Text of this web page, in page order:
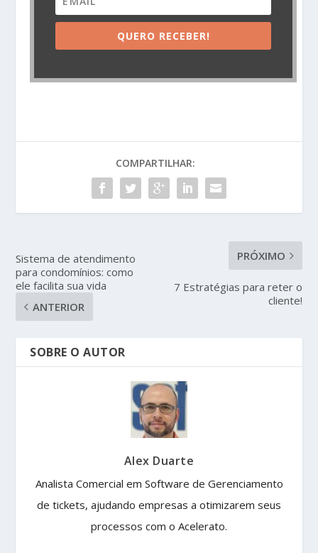
QUERO RECEBER!
COMPARTILHAR:
Sistema de atendimento
para condomínios: como
ele facilita sua vida
ANTERIOR
PRÓXIMO
7 Estratégias para reter o
cliente!
SOBRE O AUTOR
Alex Duarte
Analista Comercial em Software de Gerenciamento
de tickets, ajudando empresas a otimizarem seus
processos com o Acelerato.